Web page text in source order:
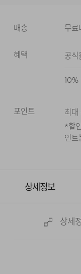
다
배송 무료
혜택 공식
10%
포인트 최대
*할
인트
상세정보
상세